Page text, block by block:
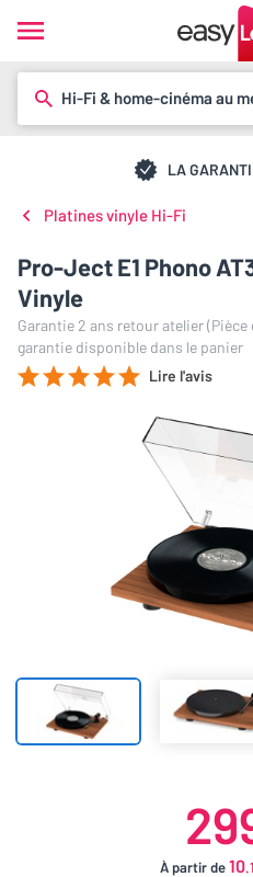
Hi-Fi & home-cinéma au
LA
Platines vinyle Hi-Fi
Pro-Ject E1 Phono
Vinyle
Garantie 2 ans retour atelier
garantie disponible dans le panier
Lire l'avis
À partir de10